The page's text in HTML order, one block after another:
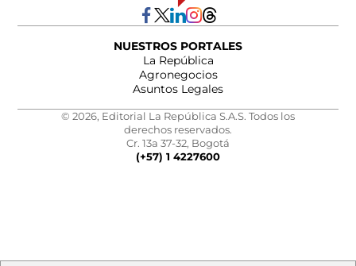
NUESTROS PORTALES
La República
Agronegocios
Asuntos Legales
© 2026, Editorial La República S.A.S. Todos los
derechos reservados.
Cr. 13a 37-32, Bogotá
(+57) 1 4227600